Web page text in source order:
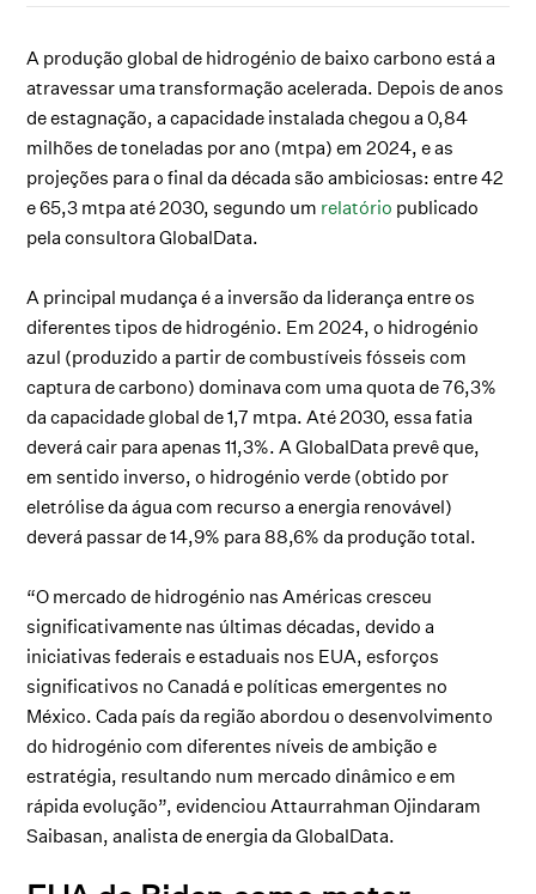
A produção global de hidrogénio de baixo carbono está a
atravessar uma transformação acelerada. Depois de anos
de estagnação, a capacidade instalada chegou a 0,84
milhões de toneladas por ano (mtpa) em 2024, e as
projeções para o final da década são ambiciosas: entre 42
e 65,3 mtpa até 2030, segundo um relatório publicado
pela consultora GlobalData.
A principal mudança é a inversão da liderança entre os
diferentes tipos de hidrogénio. Em 2024, o hidrogénio
azul (produzido a partir de combustíveis fósseis com
captura de carbono) dominava com uma quota de 76,3%
da capacidade global de 1,7 mtpa. Até 2030, essa fatia
deverá cair para apenas 11,3%. A GlobalData prevê que,
em sentido inverso, o hidrogénio verde (obtido por
eletrólise da água com recurso a energia renovável)
deverá passar de 14,9% para 88,6% da produção total.
“O mercado de hidrogénio nas Américas cresceu
significativamente nas últimas décadas, devido a
iniciativas federais e estaduais nos EUA, esforços
significativos no Canadá e políticas emergentes no
México. Cada país da região abordou o desenvolvimento
do hidrogénio com diferentes níveis de ambição e
estratégia, resultando num mercado dinâmico e em
rápida evolução”, evidenciou Attaurrahman Ojindaram
Saibasan, analista de energia da GlobalData.